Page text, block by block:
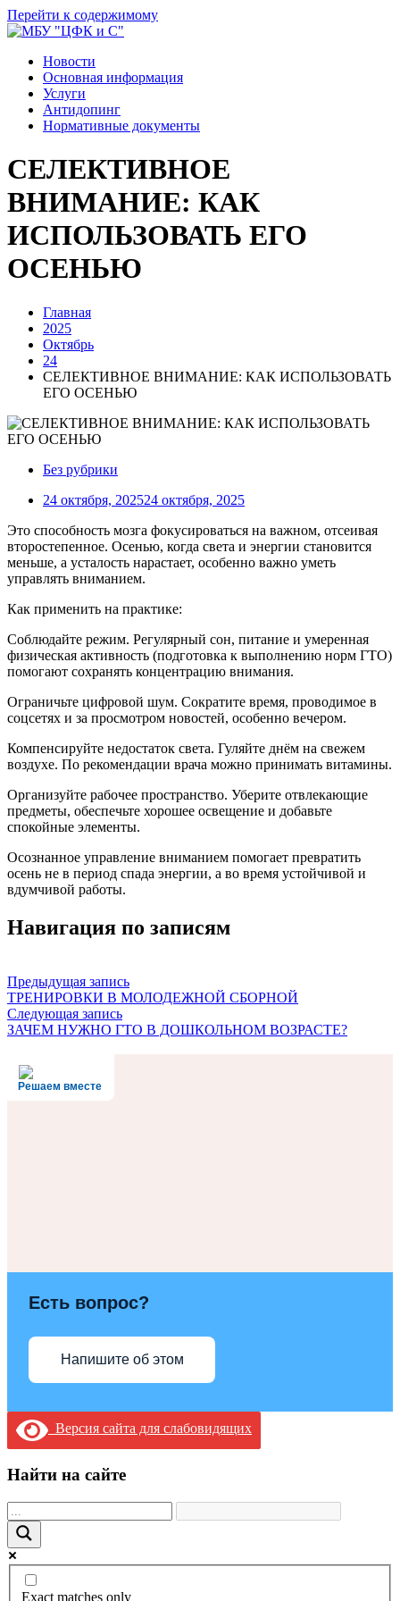
Перейти к содержимому
Новости
Основная информация
Услуги
Антидопинг
Нормативные документы
СЕЛЕКТИВНОЕ
ВНИМАНИЕ: КАК
ИСПОЛЬЗОВАТЬ ЕГО
ОСЕНЬЮ
Главная
2025
Октябрь
24
СЕЛЕКТИВНОЕ ВНИМАНИЕ: КАК ИСПОЛЬЗОВАТЬ
ЕГО ОСЕНЬЮ
Без рубрики
24 октября, 202524 октября, 2025
Это способность мозга фокусироваться на важном, отсеивая
второстепенное. Осенью, когда света и энергии становится
меньше, а усталость нарастает, особенно важно уметь
управлять вниманием.
Как применить на практике:
Соблюдайте режим. Регулярный сон, питание и умеренная
физическая активность (подготовка к выполнению норм ГТО)
помогают сохранять концентрацию внимания.
Ограничьте цифровой шум. Сократите время, проводимое в
соцсетях и за просмотром новостей, особенно вечером.
Компенсируйте недостаток света. Гуляйте днём на свежем
воздухе. По рекомендации врача можно принимать витамины.
Организуйте рабочее пространство. Уберите отвлекающие
предметы, обеспечьте хорошее освещение и добавьте
спокойные элементы.
Осознанное управление вниманием помогает превратить
осень не в период спада энергии, а во время устойчивой и
вдумчивой работы.
Навигация по записям
Предыдущая запись
ТРЕНИРОВКИ В МОЛОДЕЖНОЙ СБОРНОЙ
Следующая запись
ЗАЧЕМ НУЖНО ГТО В ДОШКОЛЬНОМ ВОЗРАСТЕ?
Решаем вместе
Есть вопрос?
Напишите об этом
Версия сайта для слабовидящих
Найти на сайте
Exact matches only